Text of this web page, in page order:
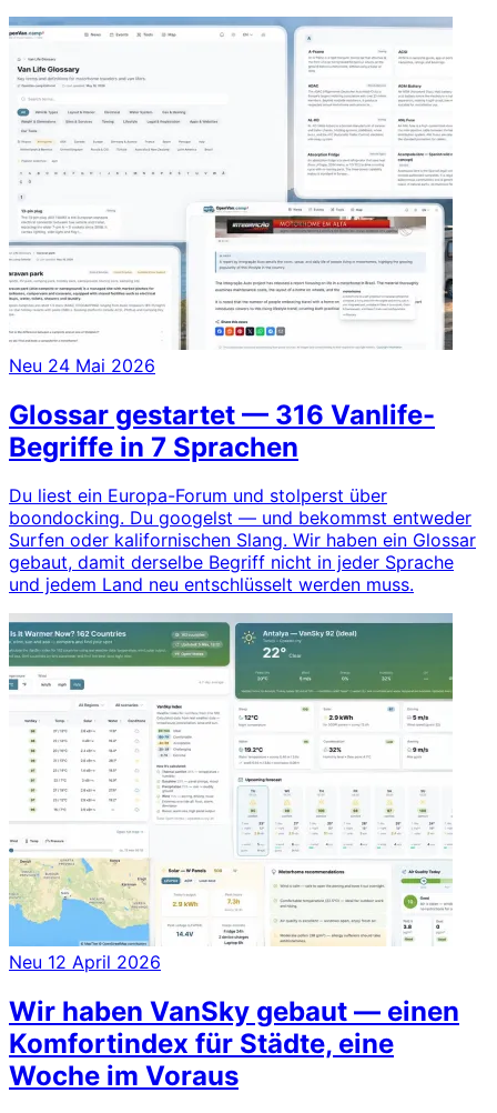
Neu 24 Mai 2026
Glossar gestartet — 316 Vanlife-
Begriffe in 7 Sprachen
Du liest ein Europa-Forum und stolperst über
boondocking. Du googelst — und bekommst entweder
Surfen oder kalifornischen Slang. Wir haben ein Glossar
gebaut, damit derselbe Begriff nicht in jeder Sprache
und jedem Land neu entschlüsselt werden muss.
Neu 12 April 2026
Wir haben VanSky gebaut — einen
Komfortindex für Städte, eine
Woche im Voraus